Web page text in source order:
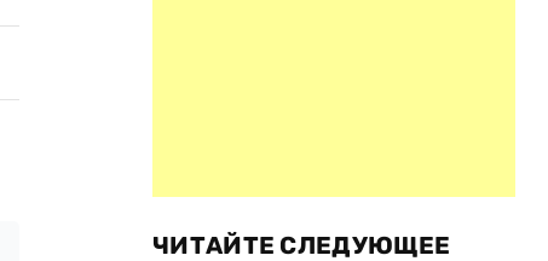
ЧИТАЙТЕ СЛЕДУЮЩЕЕ